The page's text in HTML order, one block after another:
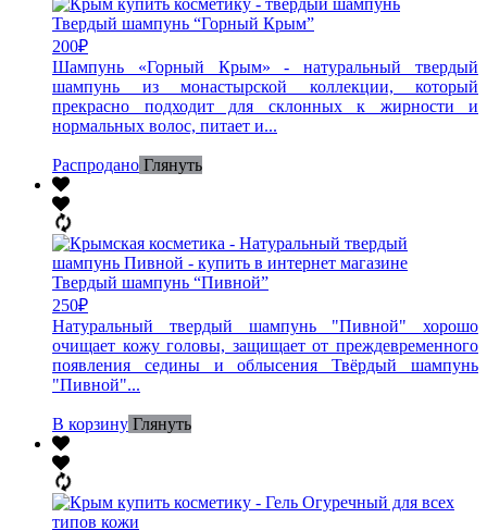
Твердый шампунь “Горный Крым”
200₽
Шампунь «Горный Крым» - натуральный твердый
шампунь из монастырской коллекции, который
прекрасно подходит для склонных к жирности и
нормальных волос, питает и...
Распродано Глянуть
Твердый шампунь “Пивной”
250₽
Натуральный твердый шампунь "Пивной" хорошо
очищает кожу головы, защищает от преждевременного
появления седины и облысения Твёрдый шампунь
"Пивной"...
В корзину Глянуть